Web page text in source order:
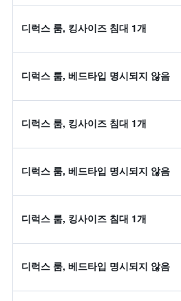
디럭스 룸, 킹사이즈 침대 1개
디럭스 룸, 베드타입 명시되지 않음
디럭스 룸, 킹사이즈 침대 1개
디럭스 룸, 베드타입 명시되지 않음
디럭스 룸, 킹사이즈 침대 1개
디럭스 룸, 베드타입 명시되지 않음